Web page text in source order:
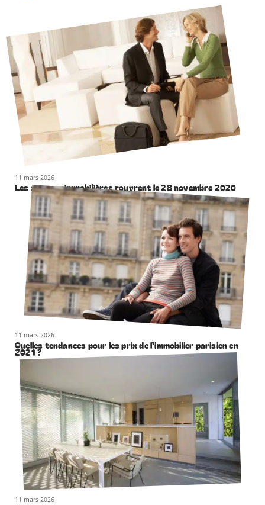
11 mars 2026
Les agences immobilières rouvrent le 28 novembre 2020
11 mars 2026
Quelles tendances pour les prix de l’immobilier parisien en
2021 ?
11 mars 2026